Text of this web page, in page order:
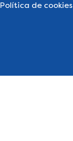
Política de cookies